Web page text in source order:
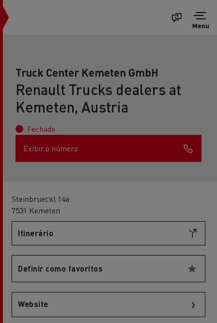
Menu
Truck Center Kemeten GmbH
Renault Trucks dealers at
Kemeten, Austria
Fechado
Exibir o número
Steinbrueckl 14a
7531 Kemeten
Itinerário
Definir como favoritos
Website